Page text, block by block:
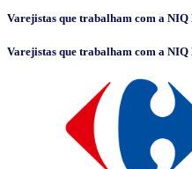
Varejistas que trabalham com a
Varejistas que trabalham com a